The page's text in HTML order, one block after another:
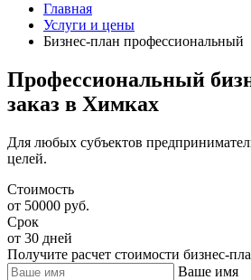
Главная
Услуги и цены
Бизнес-план профессиональный
Профессиональный
заказ в Химках
Для любых субъектов
целей.
Стоимость
от 50000 руб.
Срок
от 30 дней
Получите расчет стоимости бизнес-
Ваше имя